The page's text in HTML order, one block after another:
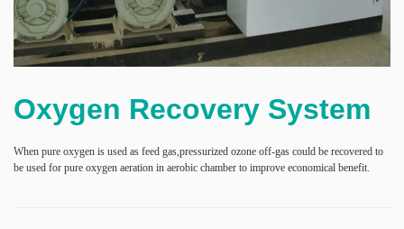
Oxygen Recovery System
When pure oxygen is used as feed gas,pressurized ozone off-gas could be recovered to
be used for pure oxygen aeration in aerobic chamber to improve economical benefit.